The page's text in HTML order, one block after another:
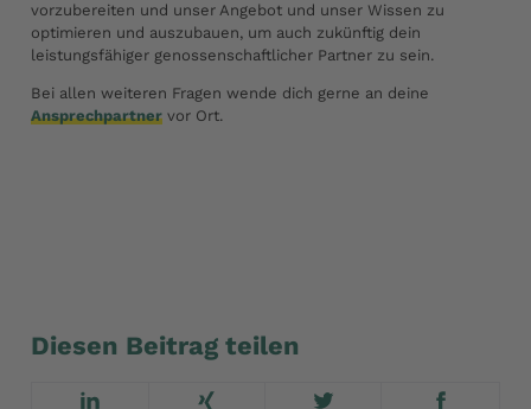
vorzubereiten und unser Angebot und unser Wissen zu
optimieren und auszubauen, um auch zukünftig dein
leistungsfähiger genossenschaftlicher Partner zu sein.
Bei allen weiteren Fragen wende dich gerne an deine
Ansprechpartner vor Ort.
Diesen Beitrag teilen